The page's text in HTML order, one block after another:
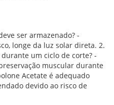
ser armazenado? -
longe da luz solar direta. 2.
um ciclo de corte? -
muscular durante
Acetate é adequado
devido ao risco de